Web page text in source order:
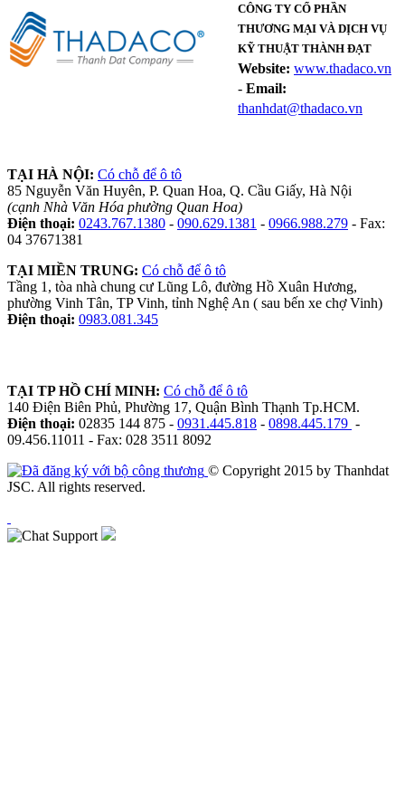
CÔNG TY CỔ PHẦN
THƯƠNG MẠI VÀ DỊCH VỤ
KỸ THUẬT THÀNH ĐẠT
Website: www.thadaco.vn
- Email:
thanhdat@thadaco.vn
TẠI HÀ NỘI: Có chỗ để ô tô
85 Nguyễn Văn Huyên, P. Quan Hoa, Q. Cầu Giấy, Hà Nội
(cạnh Nhà Văn Hóa phường Quan Hoa)
Điện thoại: 0243.767.1380 - 090.629.1381 - 0966.988.279 - Fax:
04 37671381
TẠI MIỀN TRUNG: Có chỗ để ô tô
Tầng 1, tòa nhà chung cư Lũng Lô, đường Hồ Xuân Hương,
phường Vinh Tân, TP Vinh, tỉnh Nghệ An ( sau bến xe chợ Vinh)
Điện thoại: 0983.081.345
TẠI TP HỒ CHÍ MINH: Có chỗ để ô tô
140 Điện Biên Phủ, Phường 17, Quận Bình Thạnh Tp.HCM.
Điện thoại: 02835 144 875 - 0931.445.818 - 0898.445.179 -
09.456.11011 - Fax: 028 3511 8092
© Copyright 2015 by Thanhdat
JSC. All rights reserved.